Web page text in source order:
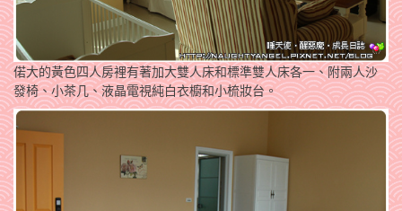
偌大的黃色四人房裡有著加大雙人床和標準雙人床各一、附兩人沙
發椅、小茶几、液晶電視純白衣櫥和小梳妝台。